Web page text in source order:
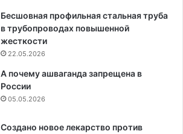
Бесшовная профильная стальная труба
в трубопроводах повышенной
жесткости
22.05.2026
А почему ашваганда запрещена в
России
05.05.2026
Создано новое лекарство против